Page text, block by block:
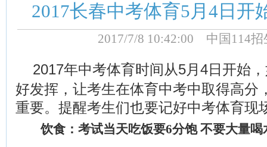
2017长春中考体育5月4日开
2017/7/8 10:42:00 中国114招
2017年中考体育时间从5月4日开始
好发挥，让考生在体育中考中取得高分
重要。提醒考生们也要记好中考体育现
饮食：考试当天吃饭要6分饱 不要大量喝